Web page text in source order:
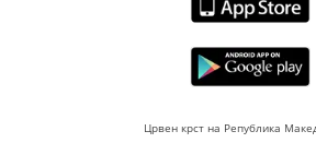
Црвен крст на Република